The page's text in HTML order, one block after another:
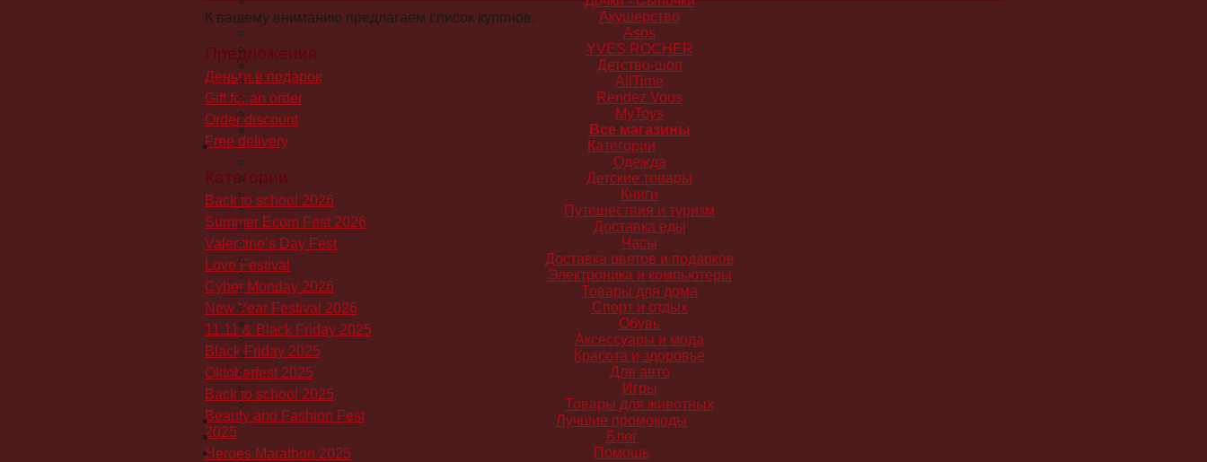
К вашему вниманию предлагаем список купонов.
Предложения
Деньги в подарок
Gift for an order
Order discount
Free delivery
Категории
Back to school 2026
Summer Ecom Fest 2026
Valentine’s Day Fest
Love Festival
Cyber Monday 2026
New Year Festival 2026
11.11 & Black Friday 2025
Black Friday 2025
Oktoberfest 2025
Back to school 2025
Beauty and Fashion Fest
2025
Heroes Marathon 2025
Акушерство
Asos
YVES ROCHER
Детство-шоп
AllTime
Rendez Vous
MyToys
Все магазины
Категории
Одежда
Детские товары
Книги
Путешествия и туризм
Доставка еды
Часы
Доставка цветов и подарков
Электроника и компьютеры
Товары для дома
Спорт и отдых
Обувь
Аксессуары и мода
Красота и здоровье
Для авто
Игры
Товары для животных
Лучшие промокоды
Блог
Помощь